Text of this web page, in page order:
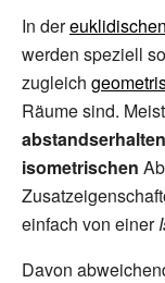
In dereuklidischen
werden speziell
zugleich
Räume sind.
isometrischen
einfach von einer
Davon